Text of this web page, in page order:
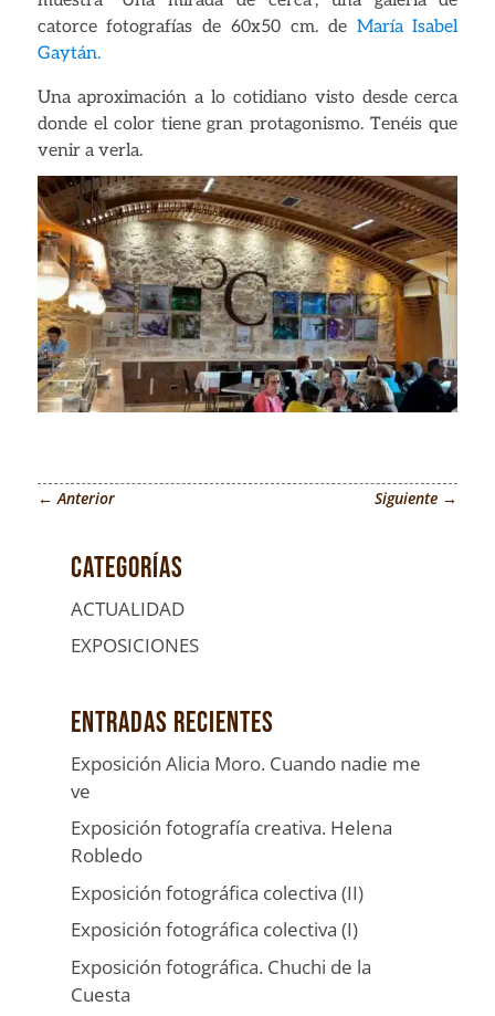
catorce fotografías de 60x50 cm. de María Isabel
Gaytán.
Una aproximación a lo cotidiano visto desde cerca
donde el color tiene gran protagonismo. Tenéis que
venir a verla.
←Anterior Siguiente →
Categorías
ACTUALIDAD
EXPOSICIONES
Entradas recientes
Exposición Alicia Moro. Cuando nadie me
ve
Exposición fotografía creativa. Helena
Robledo
Exposición fotográfica colectiva (II)
Exposición fotográfica colectiva (I)
Exposición fotográfica. Chuchi de la
Cuesta
Para que
nuestra web
funcione lo
visita. Si rechaza
estas cookies,
algunas
funcionalidades
desaparecerán
de la web.
Marketing
Al compartir tus
intereses y